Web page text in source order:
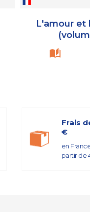
L'amour et
Frais
€
en
partir de